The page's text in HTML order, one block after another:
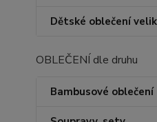
Dětské oblečení
OBLEČENÍ dle druhu
Bambusové oblečení